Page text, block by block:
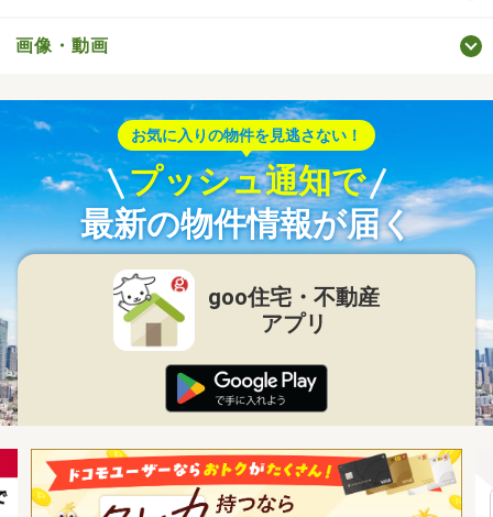
画像・動画
お気に入りの物件を見逃さない！
プッシュ通知で
最新の物件情報が届く
goo住宅・不動産
アプリ